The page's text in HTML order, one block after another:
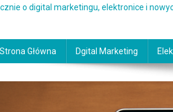
o digital marketingu, elektronice i
Strona Główna Dgital Marketing